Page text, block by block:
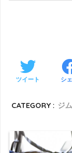
ツイート シ
CATEGORY : ジ